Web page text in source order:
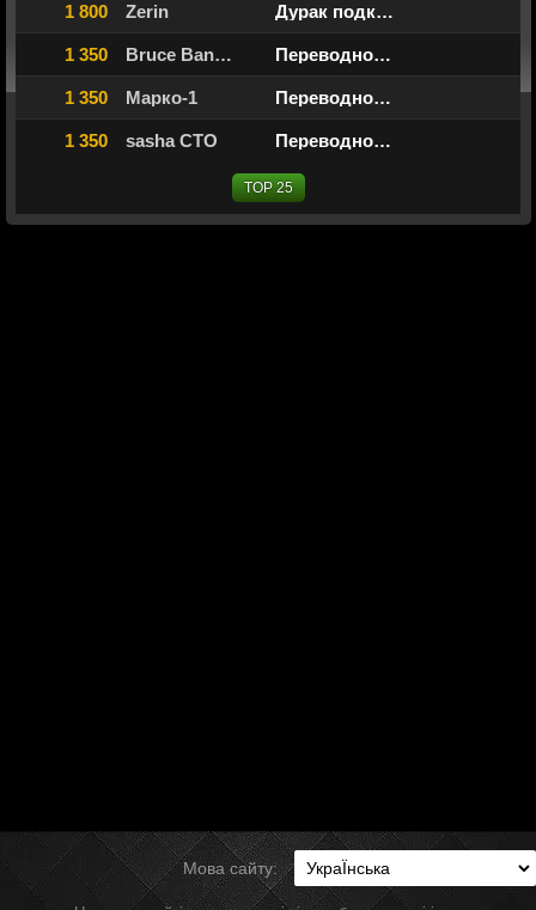
1 800 Zerin Дурак подкидной командный
1 350 Bruce Banner Переводной дурак
1 350 Марко-1 Переводной дурак
1 350 sasha CTO Переводной дурак
TOP 25
Мова сайту: